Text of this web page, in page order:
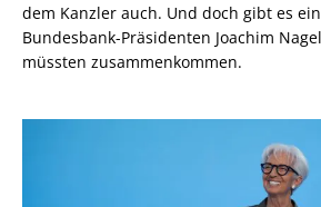
dem Kanzler auch. Und doch gibt es
Bundesbank-Präsidenten Joachim
müssten zusammenkommen.